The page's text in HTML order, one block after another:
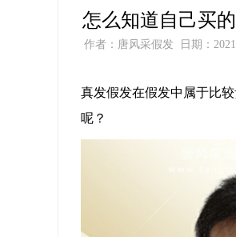
怎么知道自己买
作者：唐风采假发 日期：
真发假发在假发中属于比
呢？